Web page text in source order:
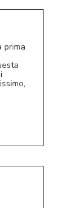
prima